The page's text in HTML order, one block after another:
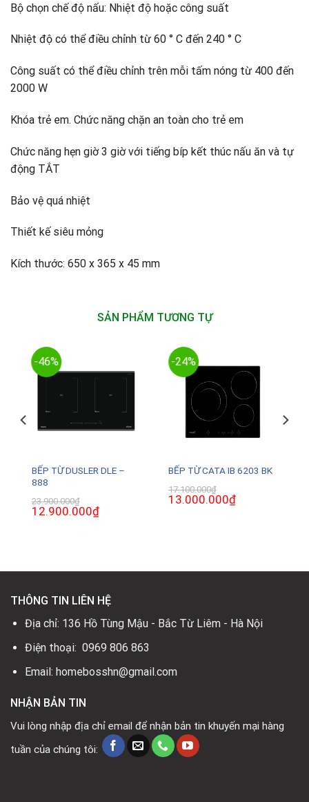
Bộ chọn chế độ nấu: Nhiệt độ hoặc công suất
Nhiệt độ có thể điều chỉnh từ 60 ° C đến 240 ° C
Công suất có thể điều chỉnh trên mỗi tấm nóng từ 400 đến
2000 W
Khóa trẻ em. Chức năng chặn an toàn cho trẻ em
Chức năng hẹn giờ 3 giờ với tiếng bíp kết thúc nấu ăn và tự
động TẮT
Bảo vệ quá nhiệt
Thiết kế siêu mỏng
Kích thước: 650 x 365 x 45 mm
SẢN PHẨM TƯƠNG TỰ
-46%
BẾP TỪ DUSLER DLE –
888
23.900.000₫
Giá
gốc
12.900.000₫Giá
hiện
-24%
BẾP TỪ CATA IB 6203 BK
17.100.000₫
Giá
gốc
13.000.000₫Giá
hiện
THÔNG TIN LIÊN HỆ
Địa chỉ: 136 Hồ Tùng Mậu - Bắc Từ Liêm - Hà Nội
Điện thoại: 0969 806 863
Email: homebosshn@gmail.com
NHẬN BẢN TIN
Vui lòng nhập địa chỉ email để nhận bản tin khuyến mại hàng
tuần của chúng tôi: